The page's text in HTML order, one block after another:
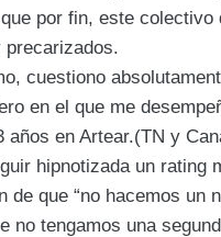
por fin, este
precarizados.
cuestiono
en el que me
años en Artear.(TN y
hipnotizada un rating
de que “no hacemos un
no tengamos una